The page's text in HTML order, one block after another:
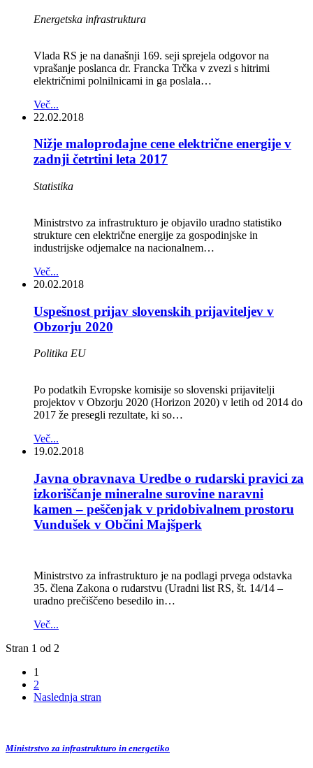
Energetska infrastruktura
Vlada RS je na današnji 169. seji sprejela odgovor na
vprašanje poslanca dr. Francka Trčka v zvezi s hitrimi
električnimi polnilnicami in ga poslala…
Več...
22.02.2018
Nižje maloprodajne cene električne energije v
zadnji četrtini leta 2017
Statistika
Ministrstvo za infrastrukturo je objavilo uradno statistiko
strukture cen električne energije za gospodinjske in
industrijske odjemalce na nacionalnem…
Več...
20.02.2018
Uspešnost prijav slovenskih prijaviteljev v
Obzorju 2020
Politika EU
Po podatkih Evropske komisije so slovenski prijavitelji
projektov v Obzorju 2020 (Horizon 2020) v letih od 2014 do
2017 že presegli rezultate, ki so…
Več...
19.02.2018
Javna obravnava Uredbe o rudarski pravici za
izkoriščanje mineralne surovine naravni
kamen – peščenjak v pridobivalnem prostoru
Vundušek v Občini Majšperk
Ministrstvo za infrastrukturo je na podlagi prvega odstavka
35. člena Zakona o rudarstvu (Uradni list RS, št. 14/14 –
uradno prečiščeno besedilo in…
Več...
Stran 1 od 2
1
2
Naslednja stran
Ministrstvo za infrastrukturo in energetiko